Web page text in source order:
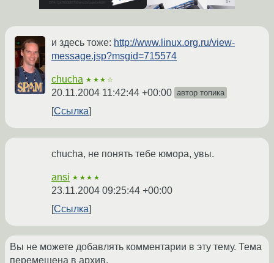
и здесь тоже: http://www.linux.org.ru/view-
message.jsp?msgid=715574
chucha ★★★☆
20.11.2004 11:42:44 +00:00 автор топика
Ссылка
chucha, не понять тебе юмора, увы.
ansi ★★★★
23.11.2004 09:25:44 +00:00
Ссылка
Вы не можете добавлять комментарии в эту тему. Тема
перемещена в архив.